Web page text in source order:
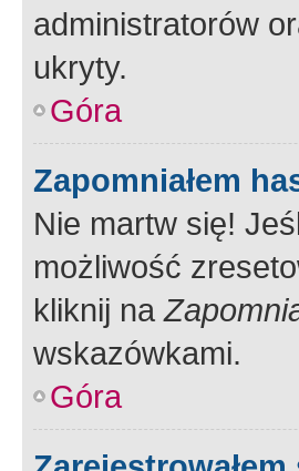
administratorów
ukryty.
Góra
Zapomniałem
Nie martw się!
możliwość
kliknij na
wskazówkami.
Góra